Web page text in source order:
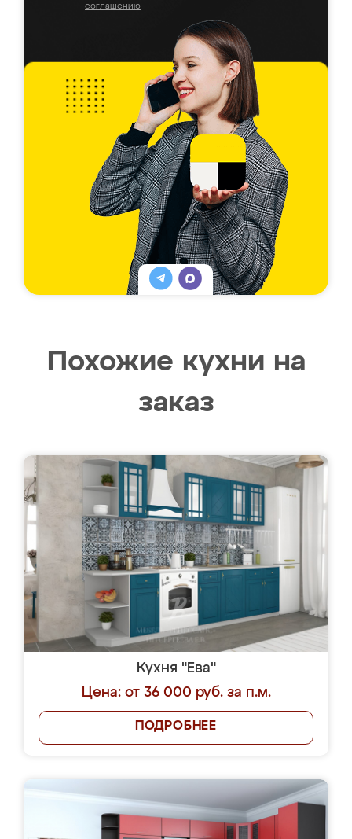
соглашению
Похожие кухни на
заказ
Кухня "Ева"
Цена: от 36 000 руб. за п.м.
ПОДРОБНЕЕ